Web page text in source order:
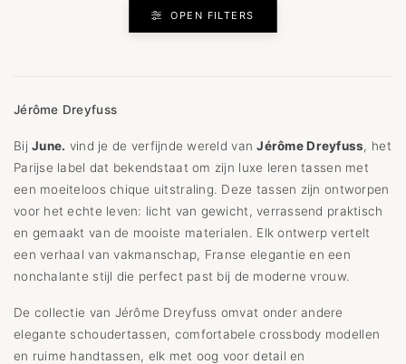
OPEN FILTERS
Jérôme Dreyfuss
BijJune. vind je de verfijnde wereld vanJérôme Dreyfuss, het
Parijse label dat bekendstaat om zijn luxe leren tassen met
een moeiteloos chique uitstraling. Deze tassen zijn ontworpen
voor het echte leven: licht van gewicht, verrassend praktisch
en gemaakt van de mooiste materialen. Elk ontwerp vertelt
een verhaal van vakmanschap, Franse elegantie en een
nonchalante stijl die perfect past bij de moderne vrouw.
De collectie van Jérôme Dreyfuss omvat onder andere
elegante schoudertassen, comfortabele crossbody modellen
en ruime handtassen, elk met oog voor detail en